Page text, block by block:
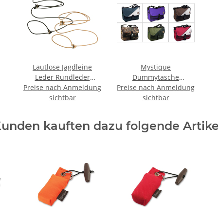
Lautlose Jagdleine
Leder Rundleder
Retrieverleine Leine
6mm ca. 280cm
Preise nach Anmeldung
sichtbar
Mystique
Dummytasche
Dummybag Profi
Preise nach Anmeldung
sichtbar
kauften dazu folgende